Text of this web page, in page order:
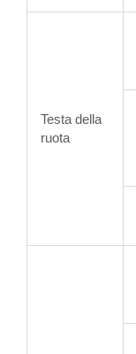
Testa della
ruota